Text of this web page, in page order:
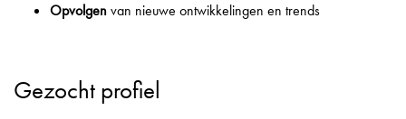
Opvolgenvan nieuwe ontwikkelingen en trends
Gezocht profiel